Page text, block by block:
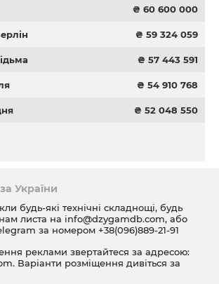
₴ 60 600 000
₴ 59 324 059
₴ 57 443 591
₴ 54 910 768
₴ 52 048 550
України
будь-які технічні складнощі, будь
листа на info@dzygamdb.com, або
за номером +38(096)889-21-91
реклами звертайтеся за адресою:
. Варіанти розміщення дивіться за